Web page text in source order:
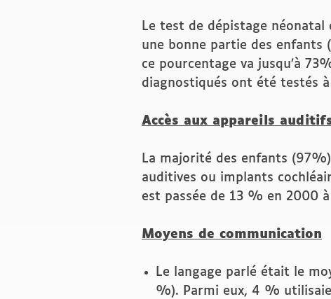
Le test de dépistage
une bonne partie des enfants
ce pourcentage va jusqu’à
diagnostiqués ont été testés à
Accès aux appareils
La majorité des enfants
auditives ou implants
est passée de 13 % en 2000
Moyens de communication
Le langage parlé était le
%). Parmi eux, 4 %